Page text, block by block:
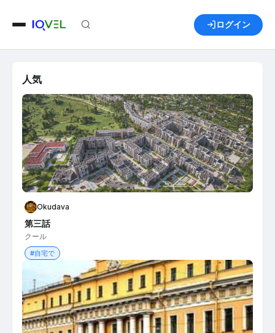
ログイン
人気
Okudava
第三話
クール
#自宅で